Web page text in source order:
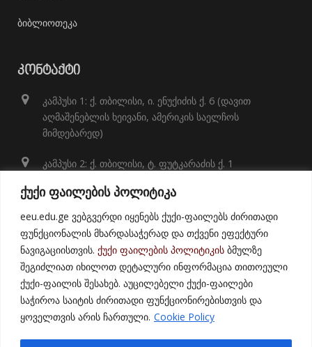
ქუქი ფაილების პოლიტიკა
eeu.edu.ge ვებგვერდი იყენებს ქუქი-ფაილებს ძირითადი
ფუნქციონალის მხარდასაჭერად და თქვენი ეფექტური
ნავიგაციისთვის. ქუქი ფაილების პოლიტიკის ბმულზე
შეგიძლიათ იხილოთ დეტალური ინფორმაცია თითოეული
ქუქი-ფაილის შესახებ. აუცილებელი ქუქი-ფაილები
საჭიროა საიტის ძირითადი ფუნქციონირებისთვის და
ყოველთვის არის ჩართული. Cookie Policy
ბიბლიოთეკა
ᲙᲝᲜᲢᲐᲥᲢᲘ
კამპუსი 1: ქ. თბილისი, ი. ენუქიძის ქ. 6 (დავით
აღმაშენებლის ხეივანი, ამერიკის საელჩოს
მიმდებარედ)
კამპუსი 2: ქ. თბილისი, ტ. ფუტკარაძის ქ. 1
+995 32 248 01 41;
info@eeu.edu.ge